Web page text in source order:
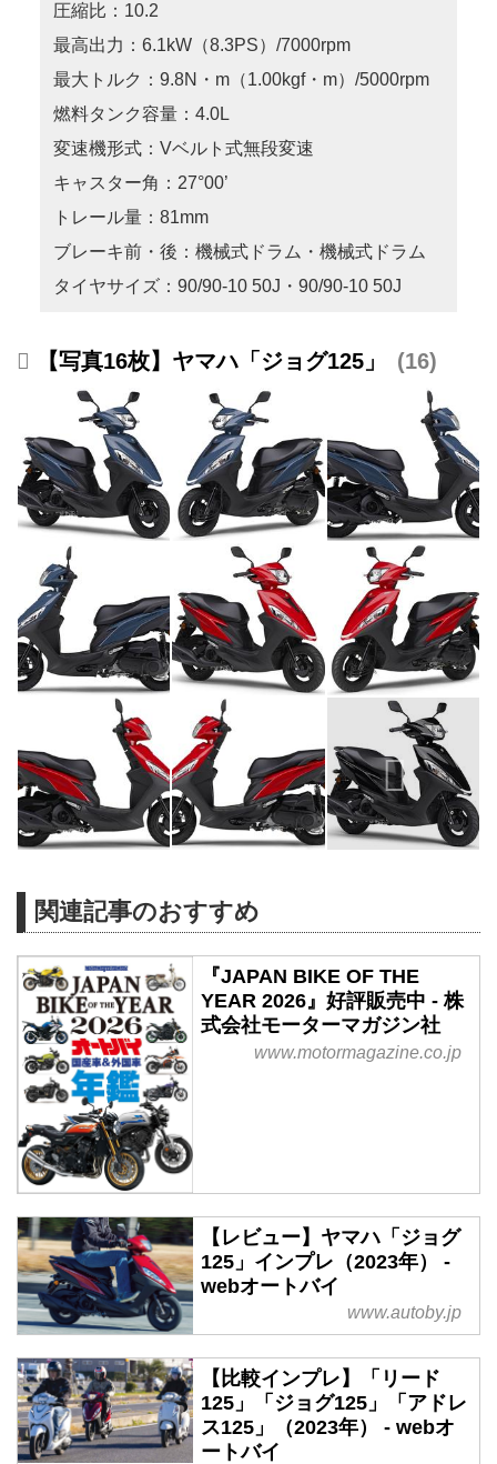
圧縮比：10.2
最高出力：6.1kW（8.3PS）/7000rpm
最大トルク：9.8N・m（1.00kgf・m）/5000rpm
燃料タンク容量：4.0L
変速機形式：Vベルト式無段変速
キャスター角：27°00’
トレール量：81mm
ブレーキ前・後：機械式ドラム・機械式ドラム
タイヤサイズ：90/90-10 50J・90/90-10 50J
【写真16枚】ヤマハ「ジョグ125」 16
関連記事のおすすめ
『JAPAN BIKE OF THE
YEAR 2026』好評販売中 - 株
式会社モーターマガジン社
www.motormagazine.co.jp
【レビュー】ヤマハ「ジョグ
125」インプレ（2023年） -
webオートバイ
www.autoby.jp
【比較インプレ】「リード
125」「ジョグ125」「アドレ
ス125」（2023年） - webオ
ートバイ